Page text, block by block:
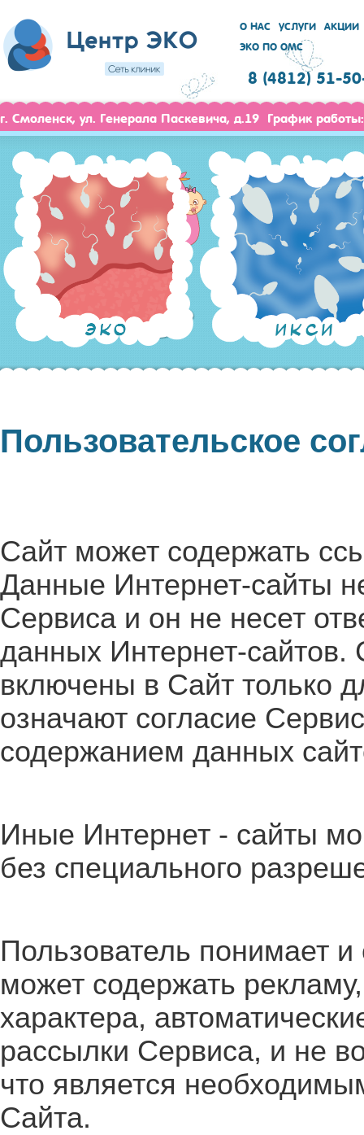
О НАС УСЛУГИ
АКЦИИ
ЭКО ПО ОМС
8 (4812) 51-
г. Смоленск, ул. Генерала Паскевича, д.19 График
Пользовательское
Сайт может содержать
Данные Интернет-сайты
Сервиса и он не несет
данных Интернет-
включены в Сайт только
означают согласие
содержанием данных
Иные Интернет - сайты
без специального
Пользователь понимает
может содержать
характера,
рассылки Сервиса, и не
что является
Сайта.